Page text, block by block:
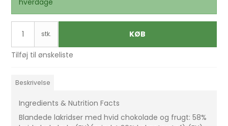
hverdage
stk. KØB
Tilføj til ønskeliste
Beskrivelse
Ingredients & Nutrition Facts
Blandede lakridser med hvid chokolade og frugt: 58%